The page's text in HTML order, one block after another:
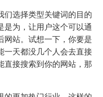
们选择类型关键词的目的
是为，让用户这个可以通
网站。试想一下，你要是
一天都没几个人会去直接
直接搜索到你的网站，那